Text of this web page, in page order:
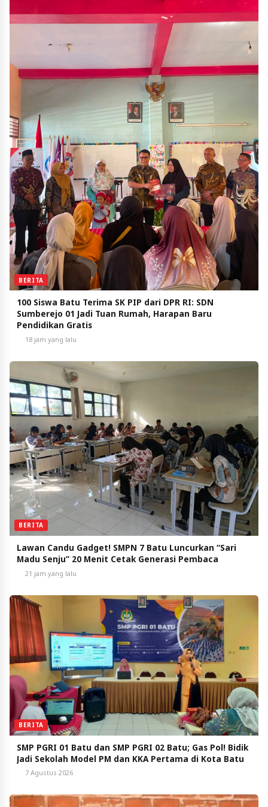
BERITA
100 Siswa Batu Terima SK PIP dari DPR RI: SDN
Sumberejo 01 Jadi Tuan Rumah, Harapan Baru
Pendidikan Gratis
18 jam yang lalu
BERITA
Lawan Candu Gadget! SMPN 7 Batu Luncurkan “Sari
Madu Senju” 20 Menit Cetak Generasi Pembaca
21 jam yang lalu
BERITA
SMP PGRI 01 Batu dan SMP PGRI 02 Batu; Gas Pol! Bidik
Jadi Sekolah Model PM dan KKA Pertama di Kota Batu
7 Agustus 2026